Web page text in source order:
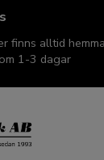
finns alltid
1-3 dagar